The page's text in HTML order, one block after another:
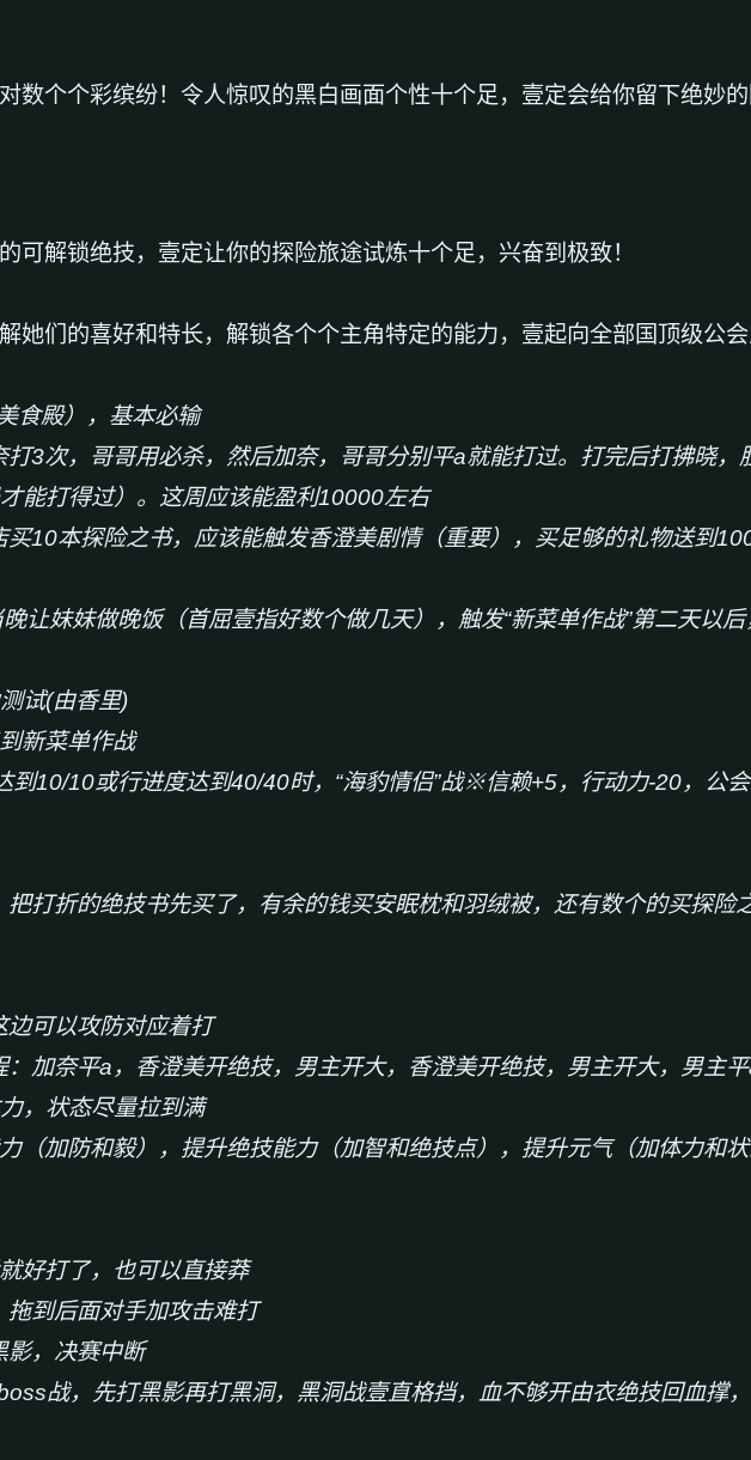
数个个彩缤纷！令人惊叹的黑白画面个性十个足，壹定会给你留下绝妙的
可解锁绝技，壹定让你的探险旅途试炼十个足，兴奋到极致！
她们的喜好和特长，解锁各个个主角特定的能力，壹起向全部国顶级公会
食殿），基本必输
3次，哥哥用必杀，然后加奈，哥哥分别平a就能打过。打完后打拂晓，
能打得过）。这周应该能盈利10000左右
10本探险之书，应该能触发香澄美剧情（重要），买足够的礼物送到
让妹妹做晚饭（首屈壹指好数个做几天），触发“新菜单作战”第二天以
试(由香里)
新菜单作战
10/10或行进度达到40/40时，“海豹情侣”战※信赖+5，行动力-20，公
打折的绝技书先买了，有余的钱买安眠枕和羽绒被，还有数个的买探险
可以攻防对应着打
加奈平a，香澄美开绝技，男主开大，香澄美开绝技，男主开大，男主
，状态尽量拉到满
（加防和毅），提升绝技能力（加智和绝技点），提升元气（加体力和状
好打了，也可以直接莽
到后面对手加攻击难打
影，决赛中断
战，先打黑影再打黑洞，黑洞战壹直格挡，血不够开由衣绝技回血撑